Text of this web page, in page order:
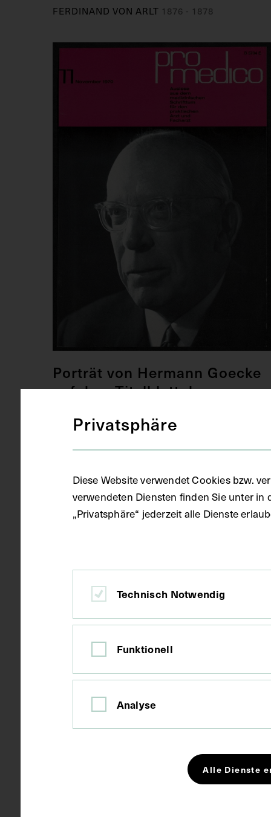
FERDINAND VON ARLT 1876 - 1878
Porträt von Hermann Goecke
auf dem Titelblatt der
1970Privatsphäre
Diese Website verwendet Cookies bzw.
verwendeten Diensten finden Sie unter
„Privatsphäre“ jederzeit alle Dienste
Technisch Notwendig
Funktionell
Analyse
Alle Dienste